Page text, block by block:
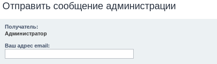
Отправить сообщение администрации
Получатель:
Администратор
Ваш адрес email: